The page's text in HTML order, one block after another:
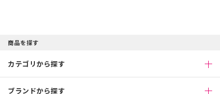
商品を探す
カテゴリから探す
ブランドから探す